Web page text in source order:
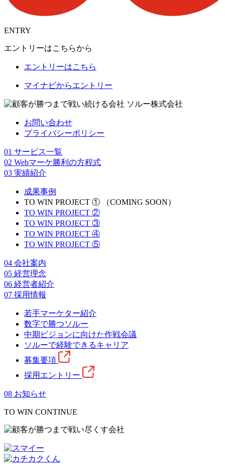
ENTRY
エントリーはこちらから
エントリーはこちら
マイナビからエントリー
お問い合わせ
プライバシーポリシー
01 サービス一覧
02 Webマーケ勝利の方程式
03 実績紹介
成果事例
TO WIN PROJECT ① （COMING SOON）
TO WIN PROJECT ②
TO WIN PROJECT ③
TO WIN PROJECT ④
TO WIN PROJECT ⑤
04 会社案内
05 経営理念
06 経営者紹介
07 採用情報
若手マーケター紹介
数字で勝つソルー
中期ビジョンに向けた作戦会議
ソルーで経験できるキャリア
募集要項
採用エントリー
08 お知らせ
TO WIN CONTINUE